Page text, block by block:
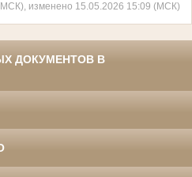
изменено 15.05.2026 15:09 (МСК)
ДОКУМЕНТОВ В